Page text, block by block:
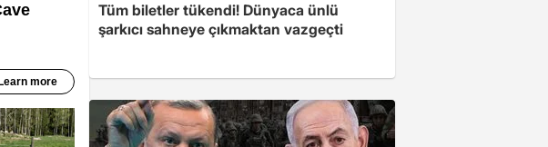
Tüm biletler tükendi! Dünyaca ünlü
şarkıcı sahneye çıkmaktan vazgeçti